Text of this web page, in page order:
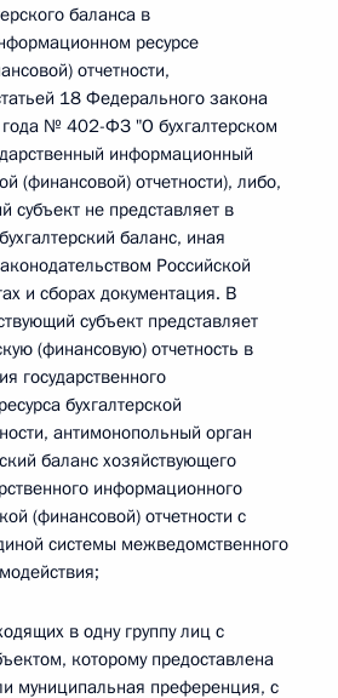
баланса в
ресурсе
отчетности,
18 Федерального закона
№ 402-ФЗ "О бухгалтерском
информационный
(финансовой) отчетности), либо,
субъект не представляет в
баланс, иная
Российской
и сборах документация. В
субъект представляет
(финансовую) отчетность в
государственного
бухгалтерской
антимонопольный орган
баланс хозяйствующего
информационного
(финансовой) отчетности с
системы межведомственного
в одну группу лиц с
которому предоставлена
муниципальная преференция, с